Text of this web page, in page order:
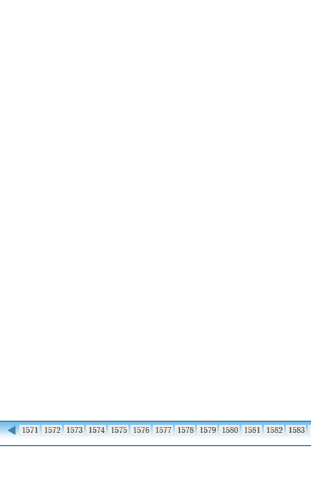
◀ 1571 1572 1573 1574 1575 1576 1577 1578 1579 1580 1581 1582 1583